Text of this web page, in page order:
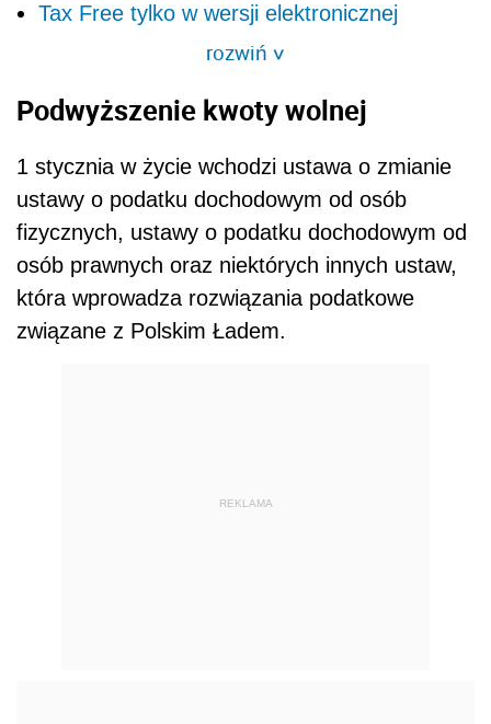
Tax Free tylko w wersji elektronicznej
rozwiń>
Podwyższenie kwoty wolnej
1 stycznia w życie wchodzi ustawa o zmianie
ustawy o podatku dochodowym od osób
fizycznych, ustawy o podatku dochodowym od
osób prawnych oraz niektórych innych ustaw,
która wprowadza rozwiązania podatkowe
związane z Polskim Ładem.
REKLAMA